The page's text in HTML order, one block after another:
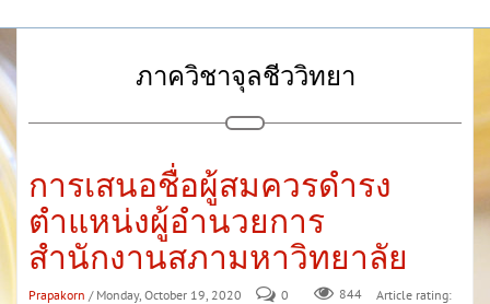
ภาควิชาจุลชีววิทยา
การเสนอชื่อผู้สมควรดำรง
ตำแหน่งผู้อำนวยการ
สำนักงานสภามหาวิทยาลัย
Prapakorn / Monday, October 19, 2020 0 844
Article rating: